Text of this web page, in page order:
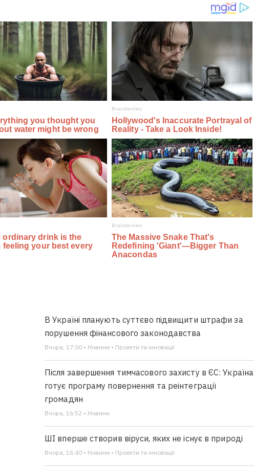
В Україні планують суттєво підвищити штрафи за
порушення фінансового законодавства
Вчора, 17:00 • Новини • Проекти та інновації
Після завершення тимчасового захисту в ЄС: Україна
готує програму повернення та реінтеграції
громадян
Вчора, 16:52 • Новини
ШІ вперше створив віруси, яких не існує в природі
Вчора, 16:40 • Новини • Проекти та інновації